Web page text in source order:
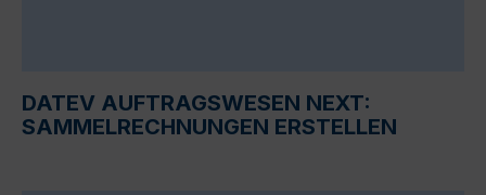
DATEV AUFTRAGSWESEN NEXT:
SAMMELRECHNUNGEN ERSTELLEN